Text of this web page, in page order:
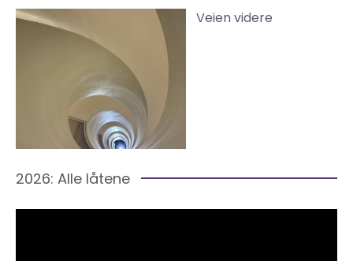
Veien videre
2026: Alle låtene